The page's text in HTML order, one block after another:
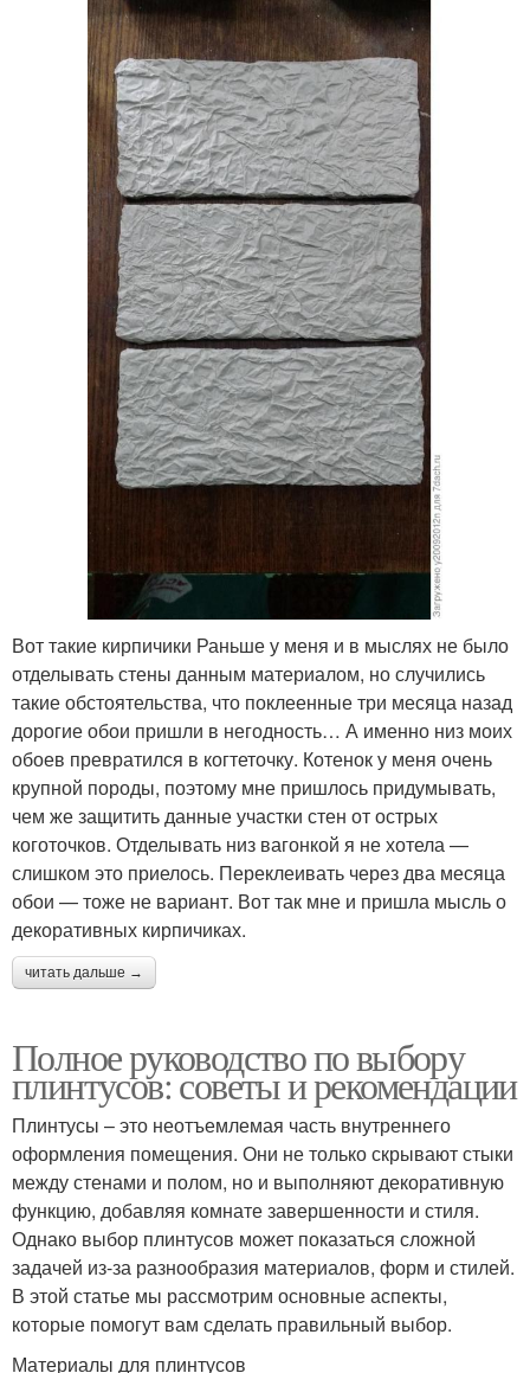
Вот такие кирпичики Раньше у меня и в мыслях не было
отделывать стены данным материалом, но случились
такие обстоятельства, что поклеенные три месяца назад
дорогие обои пришли в негодность… А именно низ моих
обоев превратился в когтеточку. Котенок у меня очень
крупной породы, поэтому мне пришлось придумывать,
чем же защитить данные участки стен от острых
коготочков. Отделывать низ вагонкой я не хотела —
слишком это приелось. Переклеивать через два месяца
обои — тоже не вариант. Вот так мне и пришла мысль о
декоративных кирпичиках.
читать дальше →
Полное руководство по выбору
плинтусов: советы и рекомендации
Плинтусы – это неотъемлемая часть внутреннего
оформления помещения. Они не только скрывают стыки
между стенами и полом, но и выполняют декоративную
функцию, добавляя комнате завершенности и стиля.
Однако выбор плинтусов может показаться сложной
задачей из-за разнообразия материалов, форм и стилей.
В этой статье мы рассмотрим основные аспекты,
которые помогут вам сделать правильный выбор.
Материалы для плинтусов